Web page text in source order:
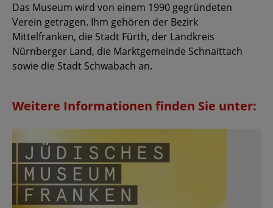
Das Museum wird von einem 1990 gegründeten
Verein getragen. Ihm gehören der Bezirk
Mittelfranken, die Stadt Fürth, der Landkreis
Nürnberger Land, die Marktgemeinde Schnaittach
sowie die Stadt Schwabach an.
Weitere Informationen finden Sie unter:
Seiten